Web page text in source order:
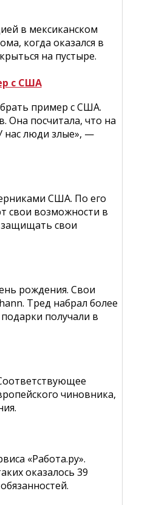
в мексиканском
когда оказался в
на пустыре.
с США
пример с США.
Она посчитала, что на
нас люди злые», —
США. По его
свои возможности в
свои
рождения. Свои
Тред набрал более
получали в
чиновника,
«Работа.ру».
оказалось 39